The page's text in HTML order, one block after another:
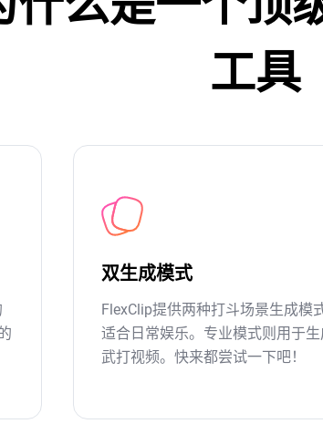
工具
双生成模式
FlexClip提供两种打斗场景生成模
适合日常娱乐。专业模式则用于
武打视频。快来都尝试一下吧！